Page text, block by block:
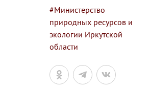
#Министерство
природных ресурсов и
экологии Иркутской
области